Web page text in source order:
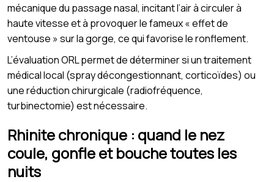
mécanique du passage nasal, incitant l’air à circuler à
haute vitesse et à provoquer le fameux « effet de
ventouse » sur la gorge, ce qui favorise le ronflement.
L’évaluation ORL permet de déterminer si un traitement
médical local (spray décongestionnant, corticoïdes) ou
une réduction chirurgicale (radiofréquence,
turbinectomie) est nécessaire.
Rhinite chronique : quand le nez
coule, gonfle et bouche toutes les
nuits